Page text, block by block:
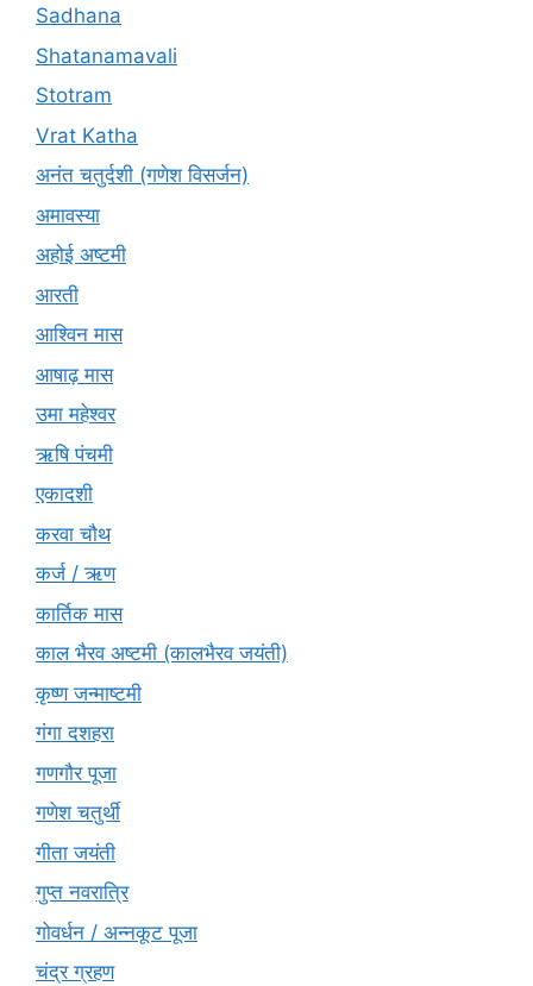
Sadhana
Shatanamavali
Stotram
Vrat Katha
अनंत चतुर्दशी (गणेश विसर्जन)
अमावस्या
अहोई अष्टमी
आरती
आश्विन मास
आषाढ़ मास
उमा महेश्वर
ऋषि पंचमी
एकादशी
करवा चौथ
कर्ज / ऋण
कार्तिक मास
काल भैरव अष्टमी (कालभैरव जयंती)
कृष्ण जन्माष्टमी
गंगा दशहरा
गणगौर पूजा
गणेश चतुर्थी
गीता जयंती
गुप्त नवरात्रि
गोवर्धन / अन्नकूट पूजा
चंद्र ग्रहण